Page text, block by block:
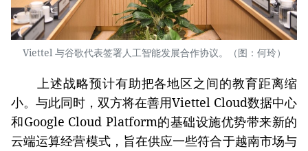
Viettel 与谷歌代表签署人工智能发展合作协议。（图：何玲）
上述战略预计有助把各地区之间的教育距离缩
小。与此同时，双方将在善用Viettel Cloud数据中心
和Google Cloud Platform的基础设施优势带来新的
云端运算经营模式，旨在供应一些符合于越南市场与